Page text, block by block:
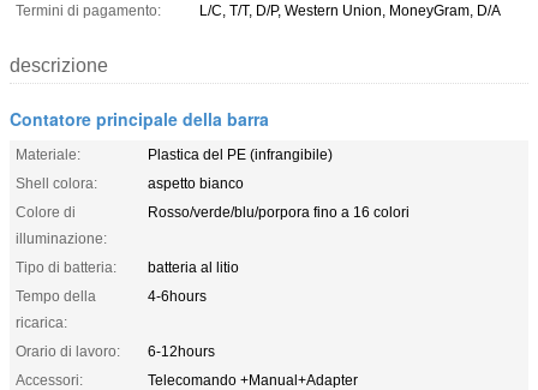
Termini di pagamento:
L/C, T/T, D/P, Western Union, MoneyGram, D/A
descrizione
Contatore principale della barra
Materiale:
Plastica del PE (infrangibile)
Shell colora:
aspetto bianco
Colore di
illuminazione:
Rosso/verde/blu/porpora fino a 16 colori
Tipo di batteria:
batteria al litio
Tempo della
ricarica:
4-6hours
Orario di lavoro:
6-12hours
Accessori:
Telecomando +Manual+Adapter